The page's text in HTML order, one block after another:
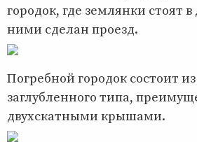
городок, где землянки стоят
ними сделан проезд.
Погребной городок состоит
заглубленного типа,
двухскатными крышами.